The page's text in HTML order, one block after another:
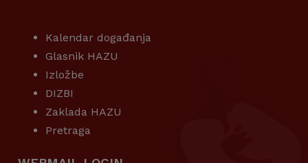
Kalendar događanja
Glasnik HAZU
Izložbe
DIZBI
Zaklada HAZU
Pretraga